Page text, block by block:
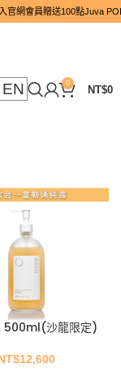
折。 加入官網會
EN 0
NT$0
500ml(沙龍限定)
12,600